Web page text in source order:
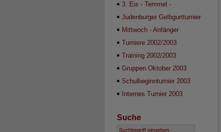
3. Eis - Temmel -
Wanderpokalturnier 2003
Judenburger Gelbgurtturnier
2003
Mittwoch - Anfänger
Wintersemester 2003/2004
Turniere 2002/2003
Training 2002/2003
Gruppen Oktober 2003
Schulbeginnturnier 2003
Internes Turnier 2003
Suche